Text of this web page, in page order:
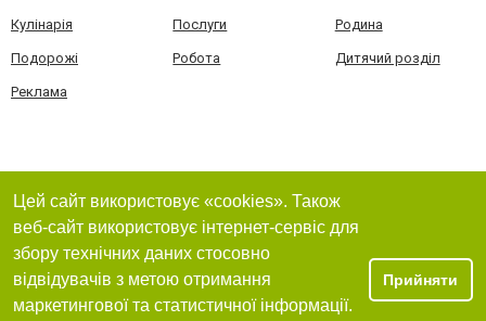
Кулінарія Послуги Родина
Подорожі Робота Дитячий розділ
Реклама
Цей сайт використовує «cookies». Також
веб-сайт використовує інтернет-сервіс для
збору технічних даних стосовно
відвідувачів з метою отримання
маркетингової та статистичної інформації.
Прийняти